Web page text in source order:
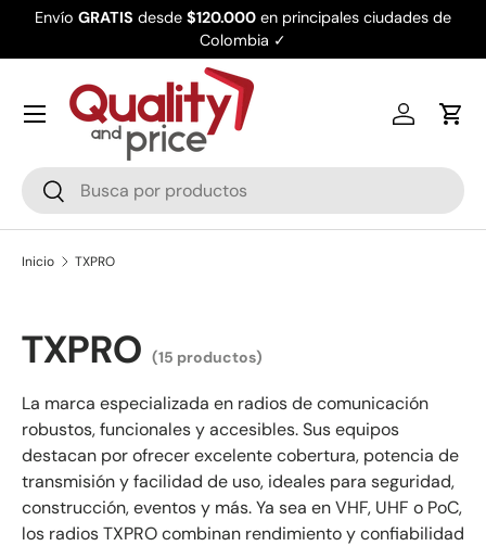
Envío GRATIS desde $120.000 en principales ciudades de
Colombia ✓
Buscar
Buscar
Iniciar
Inicio TXPRO
TXPRO (15 productos)
La marca especializada en radios de comunicación
robustos, funcionales y accesibles. Sus equipos
destacan por ofrecer excelente cobertura, potencia de
transmisión y facilidad de uso, ideales para seguridad,
construcción, eventos y más. Ya sea en VHF, UHF o PoC,
los radios TXPRO combinan rendimiento y confiabilidad